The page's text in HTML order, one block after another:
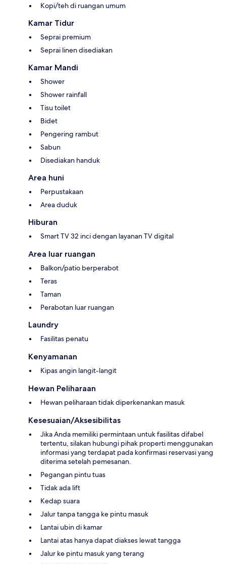
Kopi/teh di ruangan umum
Kamar Tidur
Seprai premium
Seprai linen disediakan
Kamar Mandi
Shower
Shower rainfall
Tisu toilet
Bidet
Pengering rambut
Sabun
Disediakan handuk
Area huni
Perpustakaan
Area duduk
Hiburan
Smart TV 32 inci dengan layanan TV digital
Area luar ruangan
Balkon/patio berperabot
Teras
Taman
Perabotan luar ruangan
Laundry
Fasilitas penatu
Kenyamanan
Kipas angin langit-langit
Hewan Peliharaan
Hewan peliharaan tidak diperkenankan masuk
Kesesuaian/Aksesibilitas
Jika Anda memiliki permintaan untuk fasilitas difabel
tertentu, silakan hubungi pihak properti menggunakan
informasi yang terdapat pada konfirmasi reservasi yang
diterima setelah pemesanan.
Pegangan pintu tuas
Tidak ada lift
Kedap suara
Jalur tanpa tangga ke pintu masuk
Lantai ubin di kamar
Lantai atas hanya dapat diakses lewat tangga
Jalur ke pintu masuk yang terang